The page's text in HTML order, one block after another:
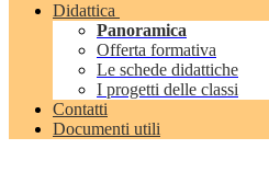
Didattica
Panoramica
Offerta formativa
Le schede didattiche
I progetti delle classi
Contatti
Documenti utili